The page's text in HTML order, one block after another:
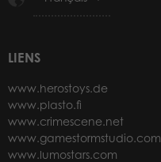
LIENS
www.herostoys.de
www.plasto.fi
www.crimescene.net
www.gamestormstudio.com
www.lumostars.com